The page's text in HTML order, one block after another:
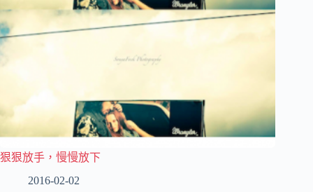
狠狠放手，慢慢放下
2016-02-02